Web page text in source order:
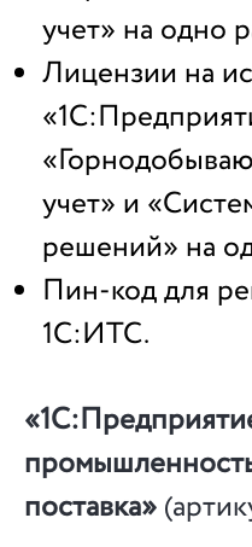
учет» на одно
Лицензии на
учет» и
решений» на
Пин-код для
1С:ИТС.
поставка»